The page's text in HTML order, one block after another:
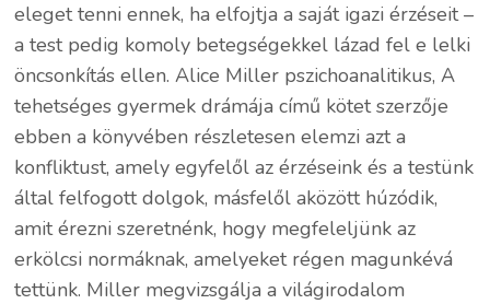
eleget tenni ennek, ha elfojtja a saját igazi érzéseit –
a test pedig komoly betegségekkel lázad fel e lelki
öncsonkítás ellen. Alice Miller pszichoanalitikus, A
tehetséges gyermek drámája című kötet szerzője
ebben a könyvében részletesen elemzi azt a
konfliktust, amely egyfelől az érzéseink és a testünk
által felfogott dolgok, másfelől aközött húzódik,
amit érezni szeretnénk, hogy megfeleljünk az
erkölcsi normáknak, amelyeket régen magunkévá
tettünk. Miller megvizsgálja a világirodalom